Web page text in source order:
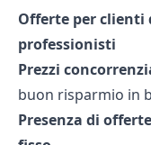
Offerte per clienti
professionisti
Prezzi
buon risparmio in
Presenza di